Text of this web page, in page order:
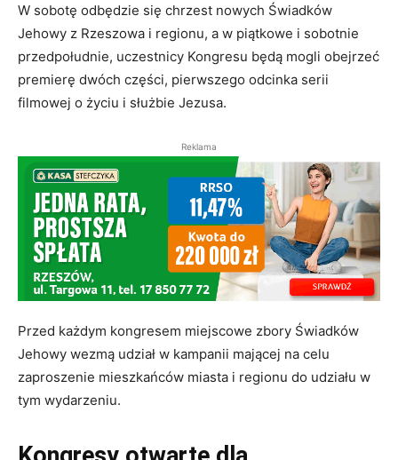
W sobotę odbędzie się chrzest nowych Świadków
Jehowy z Rzeszowa i regionu, a w piątkowe i sobotnie
przedpołudnie, uczestnicy Kongresu będą mogli obejrzeć
premierę dwóch części, pierwszego odcinka serii
filmowej o życiu i służbie Jezusa.
Reklama
Przed każdym kongresem miejscowe zbory Świadków
Jehowy wezmą udział w kampanii mającej na celu
zaproszenie mieszkańców miasta i regionu do udziału w
tym wydarzeniu.